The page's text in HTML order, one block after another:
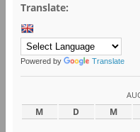
Translate:
Powered by Translate
M D M